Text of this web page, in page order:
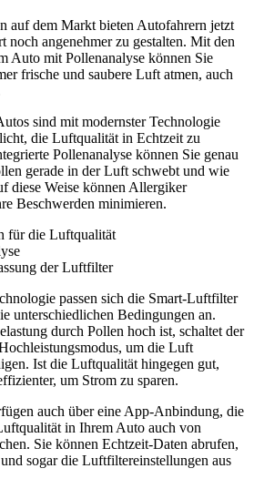
auf dem Markt bieten Autofahrern jetzt
angenehmer zu gestalten. Mit den
Auto mit Pollenanalyse können Sie
frische und saubere Luft atmen, auch
sind mit modernster Technologie
die Luftqualität in Echtzeit zu
Pollenanalyse können Sie genau
gerade in der Luft schwebt und wie
diese Weise können Allergiker
Beschwerden minimieren.
für die Luftqualität
der Luftfilter
passen sich die Smart-Luftfilter
unterschiedlichen Bedingungen an.
durch Pollen hoch ist, schaltet der
um die Luft
Ist die Luftqualität hingegen gut,
um Strom zu sparen.
auch über eine App-Anbindung, die
in Ihrem Auto auch von
Sie können Echtzeit-Daten abrufen,
sogar die Luftfiltereinstellungen aus